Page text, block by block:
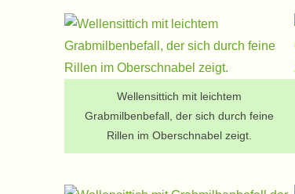
Wellensittich mit leichtem
Grabmilbenbefall, der sich durch feine
Rillen im Oberschnabel zeigt.